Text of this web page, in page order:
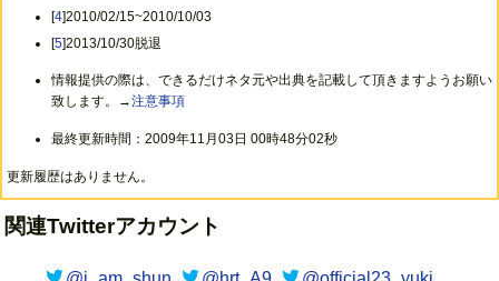
[4]2010/02/15~2010/10/03
[5]2013/10/30脱退
情報提供の際は、できるだけネタ元や出典を記載して頂きますようお願い
致します。→注意事項
最終更新時間：2009年11月03日 00時48分02秒
更新履歴はありません。
関連Twitterアカウント